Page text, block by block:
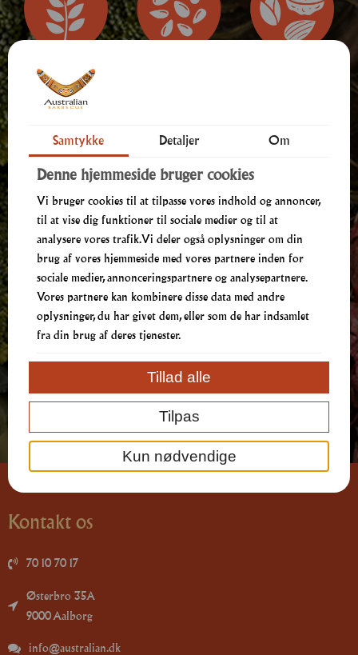
Allergener
& Ingredienser
Henvendelser omkring Allergener og ingredienser,
70 10 70 17
Kontakt os
70 10 70 17
Østerbro 35A
9000 Aalborg
info@australian.dk
Samtykke Detaljer Om
Denne hjemmeside bruger cookies
Vi bruger cookies til at tilpasse vores indhold og annoncer,
til at vise dig funktioner til sociale medier og til at
analysere vores trafik. Vi deler også oplysninger om din
brug af vores hjemmeside med vores partnere inden for
sociale medier, annonceringspartnere og analysepartnere.
Vores partnere kan kombinere disse data med andre
oplysninger, du har givet dem, eller som de har indsamlet
fra din brug af deres tjenester.
Kun nødvendige
Tilpas
Tillad alle